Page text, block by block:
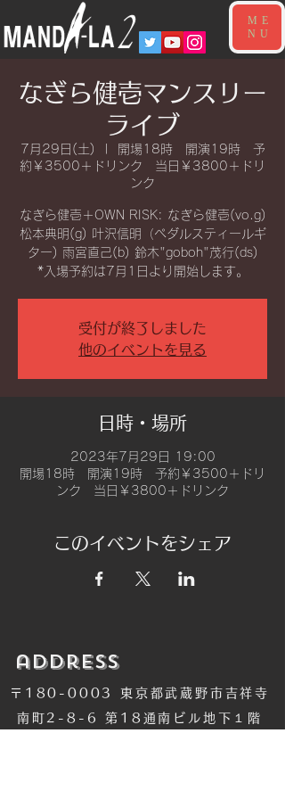
ME
NU
なぎら健壱マンスリー
ライブ
7月29日(土)
開場18時 開演19時 予
約￥3500＋ドリンク 当日￥3800＋ドリ
ンク
なぎら健壱＋OWN RISK: なぎら健壱(vo.g)
松本典明(g) 叶沢信明（ペダルスティールギ
ター) 雨宮直己(b) 鈴木"goboh"茂行(ds)
*入場予約は7月1日より開始します。
受付が終了しました
他のイベントを見る
日時・場所
2023年7月29日 19:00
開場18時 開演19時 予約￥3500＋ドリ
ンク 当日￥3800＋ドリンク
このイベントをシェア
​address
〒180-0003 東京都武蔵野市吉祥寺
南町2-8-6 第18通南ビル地下１階